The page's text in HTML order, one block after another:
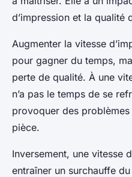
d’impression et la qualité
Augmenter la vitesse
pour gagner du temps,
perte de qualité. À une
n’a pas le temps de se
provoquer des
pièce.
Inversement, une vitesse
entraîner un surchauffe